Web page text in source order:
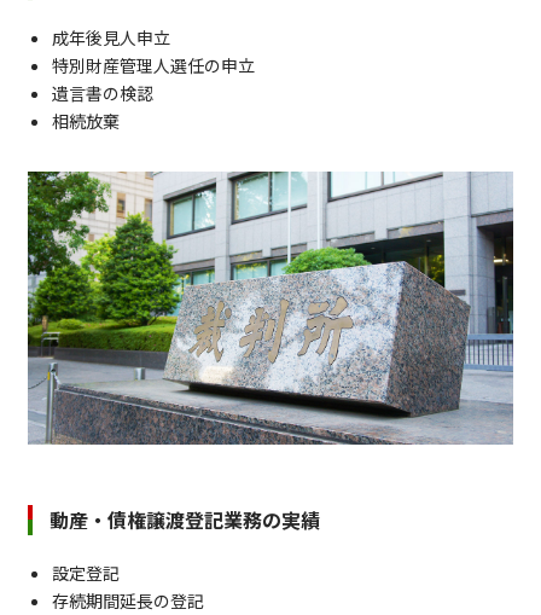
成年後見人申立
特別財産管理人選任の申立
遺言書の検認
相続放棄
動産・債権譲渡登記業務の実績
設定登記
存続期間延長の登記